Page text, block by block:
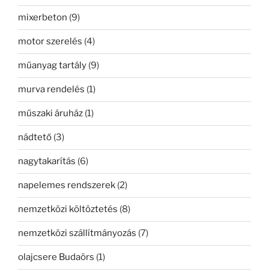
mixerbeton (9)
motor szerelés (4)
műanyag tartály (9)
murva rendelés (1)
műszaki áruház (1)
nádtető (3)
nagytakarítás (6)
napelemes rendszerek (2)
nemzetközi költöztetés (8)
nemzetközi szállítmányozás (7)
olajcsere Budaörs (1)